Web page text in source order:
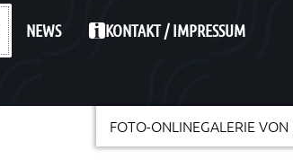
NEWS KONTAKT / IMPRESSUM
FOTO-ONLINEGALERIE